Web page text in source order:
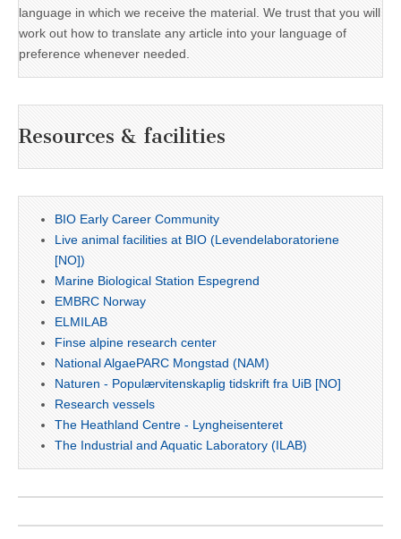
language in which we receive the material. We trust that you will
work out how to translate any article into your language of
preference whenever needed.
Resources & facilities
BIO Early Career Community
Live animal facilities at BIO (Levendelaboratoriene
[NO])
Marine Biological Station Espegrend
EMBRC Norway
ELMILAB
Finse alpine research center
National AlgaePARC Mongstad (NAM)
Naturen - Populærvitenskaplig tidskrift fra UiB [NO]
Research vessels
The Heathland Centre - Lyngheisenteret
The Industrial and Aquatic Laboratory (ILAB)